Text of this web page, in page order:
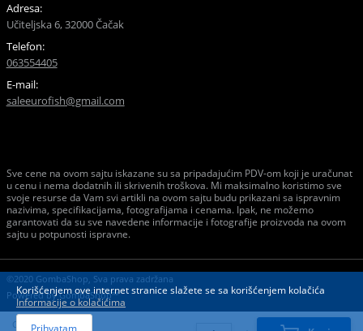
Adresa:
Učiteljska 6, 32000 Čačak
Telefon:
063554405
E-mail:
saleeurofish@gmail.com
Sve cene na ovom sajtu iskazane su sa pripadajućim PDV-om koji je uračunat
u cenu i nema dodatnih ili skrivenih troškova. Mi maksimalno koristimo sve
svoje resurse da Vam svi artikli na ovom sajtu budu prikazani sa ispravnim
nazivima, specifikacijama, fotografijama i cenama. Ipak, ne možemo
garantovati da su sve navedene informacije i fotografije proizvoda na ovom
sajtu u potpunosti ispravne.
©2020 GombaShop, Sva prava zadržana
Powered byGombaShop™
Cena:
Korišćenjem ove internet stranice slažete se sa korišćenjem kolačića
Informacije o kolačićima